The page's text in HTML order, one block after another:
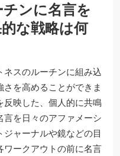
ンに名言を
な戦略は何
スのルーチンに組み込
を高めることができま
映した、個人的に共鳴
を日々のアファメーシ
ャーナルや鏡などの目
ワークアウトの前に名言